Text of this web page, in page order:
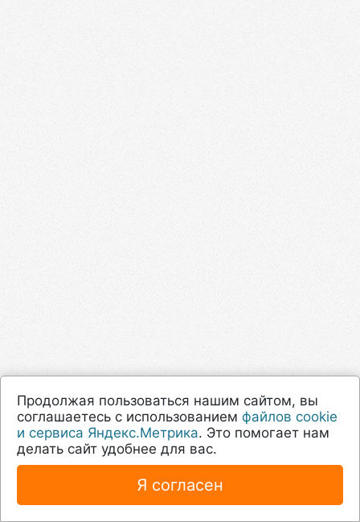
Продолжая пользоваться нашим сайтом, вы
соглашаетесь с использованием файлов cookie
и сервиса Яндекс.Метрика. Это помогает нам
делать сайт удобнее для вас.
Я согласен